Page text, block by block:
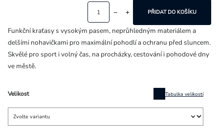
Velikost Tabulka velikostí
PŘIDAT DO KOŠÍKU
Funkční kraťasy s vysokým pasem, neprůhledným materiálem a
delšími nohavičkami pro maximální pohodlí a ochranu před sluncem.
Skvělé pro sport i volný čas, na procházky, cestování i pohodové dny
ve městě.